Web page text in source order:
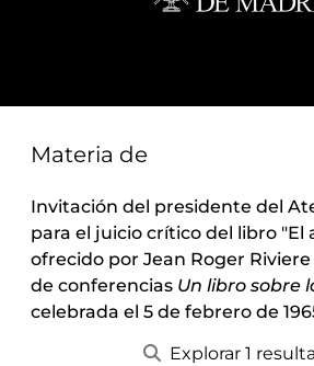
Materia de
Invitación del presidente del
para el juicio crítico del libro "El
ofrecido por Jean Roger
de conferencias Un libro sobre
celebrada el 5 de febrero de
Explorar 1